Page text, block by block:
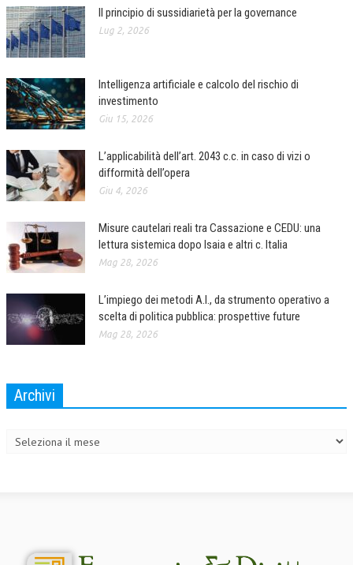
Il principio di sussidiarietà per la governance
Lug 2, 2026
Intelligenza artificiale e calcolo del rischio di
investimento
Giu 15, 2026
L’applicabilità dell’art. 2043 c.c. in caso di vizi o
difformità dell’opera
Giu 4, 2026
Misure cautelari reali tra Cassazione e CEDU: una
lettura sistemica dopo Isaia e altri c. Italia
Mag 28, 2026
L’impiego dei metodi A.I., da strumento operativo a
scelta di politica pubblica: prospettive future
Mag 28, 2026
Archivi